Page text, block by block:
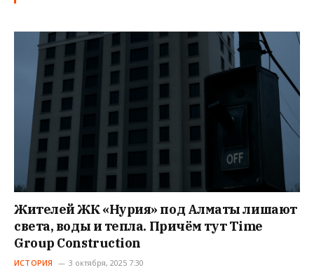
Жителей ЖК «Нурия» под Алматы лишают
света, воды и тепла. Причём тут Time
Group Construction
ИСТОРИЯ 3 октября, 2025 7:30